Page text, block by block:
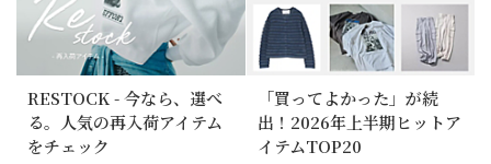
RESTOCK - 今なら、選べ
る。人気の再入荷アイテム
をチェック
「買ってよかった」が続
出！2026年上半期ヒットア
イテムTOP20